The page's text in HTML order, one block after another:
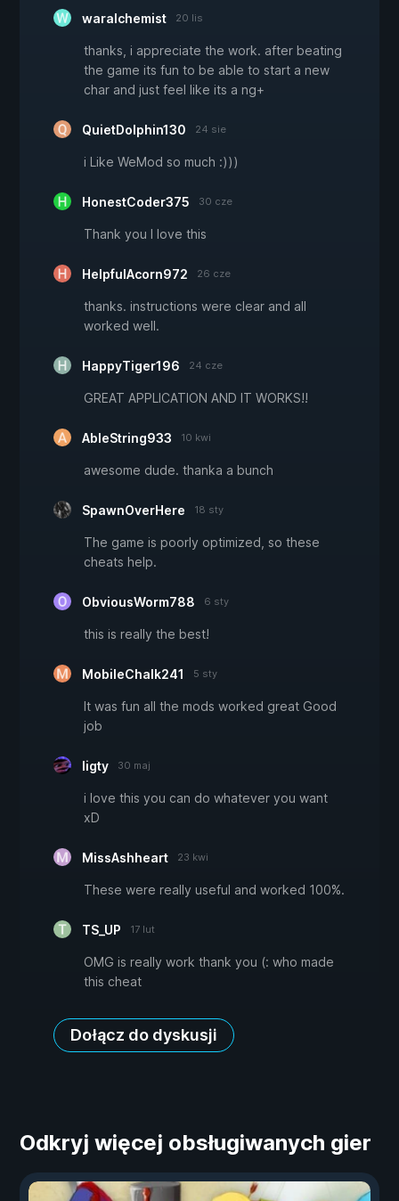
waralchemist 20 lis
thanks, i appreciate the work. after beating
the game its fun to be able to start a new
char and just feel like its a ng+
QuietDolphin130 24 sie
i Like WeMod so much :)))
HonestCoder375 30 cze
Thank you I love this
HelpfulAcorn972 26 cze
thanks. instructions were clear and all
worked well.
HappyTiger196 24 cze
GREAT APPLICATION AND IT WORKS!!
AbleString933 10 kwi
awesome dude. thanka a bunch
SpawnOverHere 18 sty
The game is poorly optimized, so these
cheats help.
ObviousWorm788 6 sty
this is really the best!
MobileChalk241 5 sty
It was fun all the mods worked great Good
job
ligty 30 maj
i love this you can do whatever you want
xD
MissAshheart 23 kwi
These were really useful and worked 100%.
TS_UP 17 lut
OMG is really work thank you (: who made
this cheat
Dołącz do dyskusji
Odkryj więcej obsługiwanych gier